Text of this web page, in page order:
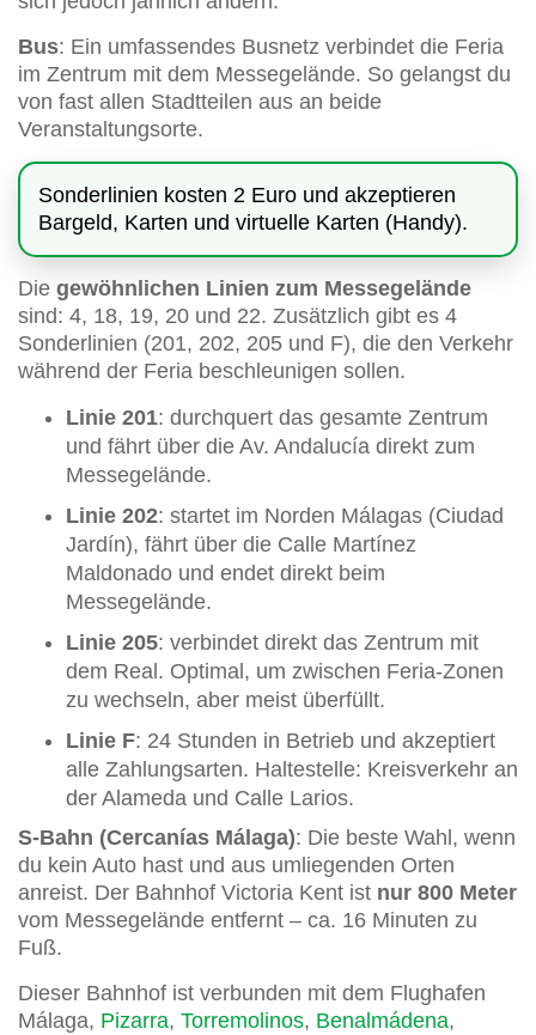
Bus: Ein umfassendes Busnetz verbindet die Feria
im Zentrum mit dem Messegelände. So gelangst du
von fast allen Stadtteilen aus an beide
Veranstaltungsorte.
Sonderlinien kosten 2 Euro und akzeptieren
Bargeld, Karten und virtuelle Karten (Handy).
Die gewöhnlichen Linien zum Messegelände
sind: 4, 18, 19, 20 und 22. Zusätzlich gibt es 4
Sonderlinien (201, 202, 205 und F), die den Verkehr
während der Feria beschleunigen sollen.
Linie 201: durchquert das gesamte Zentrum
und fährt über die Av. Andalucía direkt zum
Messegelände.
Linie 202: startet im Norden Málagas (Ciudad
Jardín), fährt über die Calle Martínez
Maldonado und endet direkt beim
Messegelände.
Linie 205: verbindet direkt das Zentrum mit
dem Real. Optimal, um zwischen Feria-Zonen
zu wechseln, aber meist überfüllt.
Linie F: 24 Stunden in Betrieb und akzeptiert
alle Zahlungsarten. Haltestelle: Kreisverkehr an
der Alameda und Calle Larios.
S-Bahn (Cercanías Málaga): Die beste Wahl, wenn
du kein Auto hast und aus umliegenden Orten
anreist. Der Bahnhof Victoria Kent ist nur 800 Meter
vom Messegelände entfernt – ca. 16 Minuten zu
Fuß.
Dieser Bahnhof ist verbunden mit dem Flughafen
Málaga, Pizarra, Torremolinos, Benalmádena,